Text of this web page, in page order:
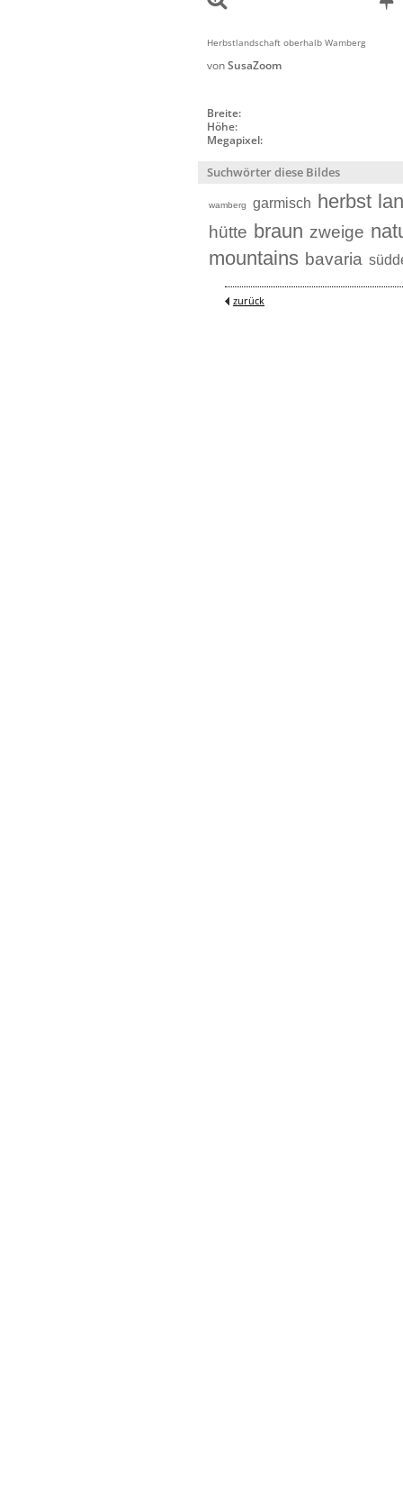
Herbstlandschaft oberhalb Wamberg
vonSusaZoom
Breite:
Höhe:
Megapixel:
Suchwörter diese Bildes
wamberg garmisch herbst
hütte braun zweige
mountains bavaria
zurück